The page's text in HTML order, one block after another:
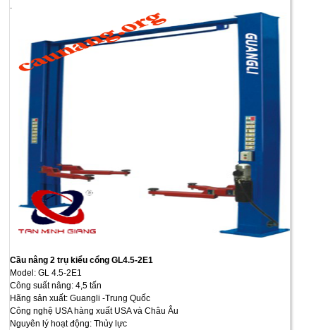
.
Cầu nâng 2 trụ kiểu cổng GL4.5-2E1
Model: GL 4.5-2E1
Công suất nâng: 4,5 tấn
Hãng sản xuất: Guangli -Trung Quốc
Công nghệ USA hàng xuất USA và Châu Âu
Nguyên lý hoạt động: Thủy lực